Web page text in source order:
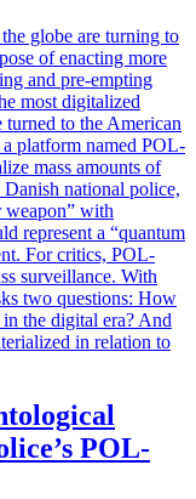
globe are turning to
of enacting more
and pre-empting
most digitalized
to the American
platform named POL-
mass amounts of
Danish national police,
weapon” with
represent a “quantum
For critics, POL-
surveillance. With
two questions: How
the digital era? And
in relation to
POL-